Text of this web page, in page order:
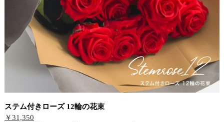
ステム付きローズ 12輪の花束
￥31,350